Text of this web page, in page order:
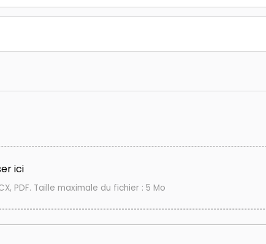
ici
PDF. Taille maximale du fichier : 5 Mo